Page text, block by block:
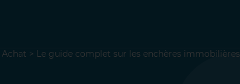
Achat > Le guide complet sur les enchères immobilières